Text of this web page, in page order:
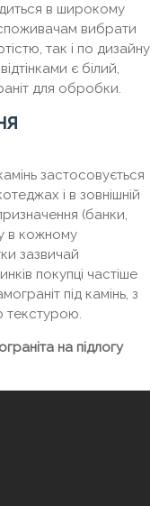
в широкому
вибрати
так і по дизайну
є білий,
для обробки.
застосовується
і в зовнішній
(банки,
в кожному
зазвичай
покупці частіше
під камінь, з
текстурою.
на підлогу